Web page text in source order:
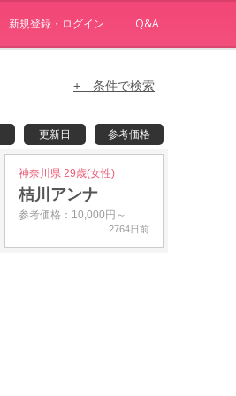
新規登録・ログイン Q&A
+ 条件で検索
更新日 参考価格
神奈川県 29歳(女性)
桔川アンナ
参考価格：10,000円～
2764日前